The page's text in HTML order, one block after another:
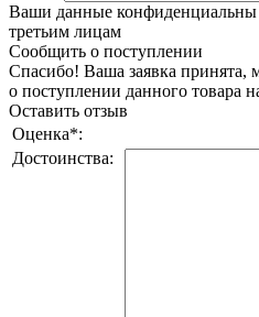
Ваши данные конфиденциальны
третьим лицам
Сообщить о поступлении
Спасибо! Ваша заявка принята,
о поступлении данного товара
Оставить отзыв
Оценка*:
Достоинства: